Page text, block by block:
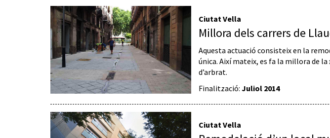
Ciutat Vella
Millora dels carrers de
Aquesta actuació consisteix en la
única. Així mateix, es fa la millora de
d’arbrat.
Finalització: Juliol 2014
Ciutat Vella